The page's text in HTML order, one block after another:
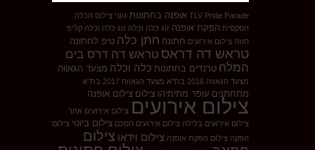
TLV Pride Parade אופנה בחתונות גווני צילום הכלה
הסקסית הפקת אופנה זוג כלה וכלה זוג כלה וכלה קליפ
חוזה צילום אירועים חתונה חתן כלה טיפ לחתונה
טראש דה דראס טראש דה דרס בים
המלח טרנדים בחתונות כלה וכלה מצעד הגאווה
מצעד הגאווה 2016 בת"א מצעד הגאווה 2017 בת"א
מתחתנים עופר מתיתיהו צילום צילום אופנה
צילום אירועים צילום אירועים אחר
צילום אירועים בלילה צילום אירועים הסכם צילום ביוטי צילום
הפקה צילום הפקת אופנה צילום וידאו צילום